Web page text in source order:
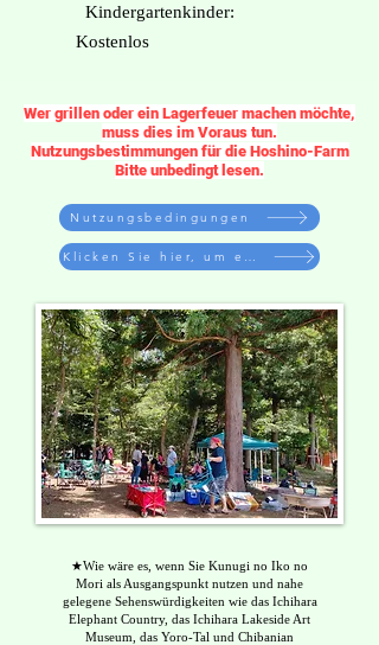
Kindergartenkinder:
Kostenlos
​Wer grillen oder ein Lagerfeuer machen möchte,
muss dies im Voraus tun.
Nutzungsbestimmungen für die Hoshino-Farm
Bitte unbedingt lesen.
Nutzungsbedingungen
Klicken Sie hier, um eine Reservierung vorzunehmen
★Wie wäre es, wenn Sie Kunugi no Iko no
Mori als Ausgangspunkt nutzen und nahe
gelegene Sehenswürdigkeiten wie das Ichihara
Elephant Country, das Ichihara Lakeside Art
Museum, das Yoro-Tal und Chibanian